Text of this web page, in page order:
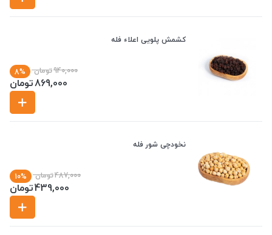
کشمش پلویی اعلاء فله
940,000تومان 8%
869,000تومان
نخودچی شور فله
487,000تومان 10%
439,000تومان